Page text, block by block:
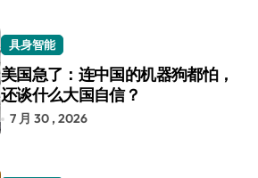
具身智能
美国急了：连中国的机器狗都怕，
还谈什么大国自信？
7 月 30 , 2026